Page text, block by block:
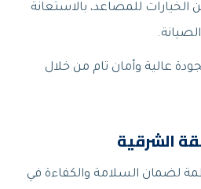
للمصاعد، بالاستعانة
عالية وأمان تام من خلال
الشرقية
لضمان السلامة والكفاءة في